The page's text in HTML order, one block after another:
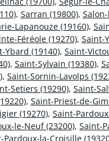
, Sarran (19800),
Lapanouze (19160),
Féréole (19270), Saint-
Ybard (19140), Saint-
, Saint-Sylvain (19380),
, Saint-Sornin-Lavolps
Setiers (19290), Saint-
, Saint-Priest-de-
(19270), Saint-
le-Neuf (23200), Saint-
Pardoux-la-Croisille